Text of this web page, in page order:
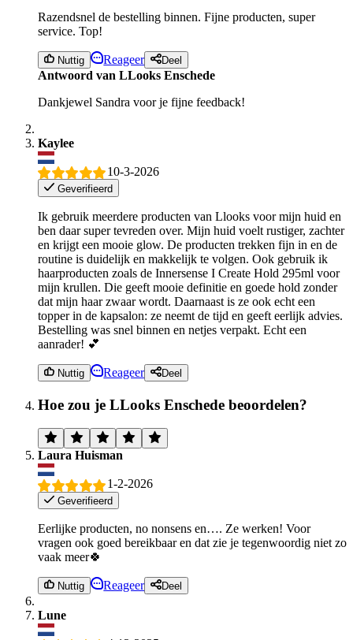
Razendsnel de bestelling binnen. Fijne producten, super
service. Top!
Nuttig Reageer Deel
Antwoord van LLooks Enschede
Dankjewel Sandra voor je fijne feedback!
Kaylee
10-3-2026
Geverifieerd
Ik gebruik meerdere producten van Llooks voor mijn huid en
ben daar super tevreden over. Mijn huid voelt rustiger, zachter
en krijgt een mooie glow. De producten trekken fijn in en de
routine is duidelijk en makkelijk te volgen. Ook gebruik ik
haarproducten zoals de Innersense I Create Hold 295ml voor
mijn krullen. Die geeft mooie definitie en goede hold zonder
dat mijn haar zwaar wordt. Daarnaast is ze ook echt een
topper in de kapsalon: ze neemt de tijd en geeft eerlijk advies.
Bestelling was snel binnen en netjes verpakt. Echt een
aanrader! 💕
Nuttig Reageer Deel
Hoe zou je LLooks Enschede beoordelen?
Laura Huisman
1-2-2026
Geverifieerd
Eerlijke producten, no nonsens en…. Ze werken! Voor
vragen ook goed bereikbaar en dat zie je tegenwoordig niet zo
vaak meer🍀
Nuttig Reageer Deel
Lune